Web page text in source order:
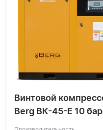
Винтовой
Berg ВК-45-Е 10 бар